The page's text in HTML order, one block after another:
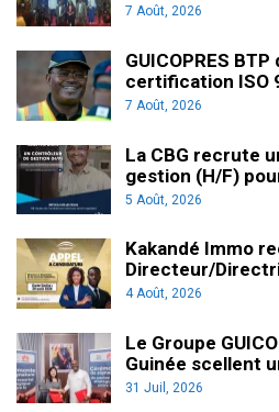
7 Août, 2026
GUICOPRES
certification ISO
7 Août, 2026
La CBG recrute
gestion (H/F)
5 Août, 2026
Kakandé Immo
Directeur/
4 Août, 2026
Le Groupe
Guinée scellent
31 Juil, 2026